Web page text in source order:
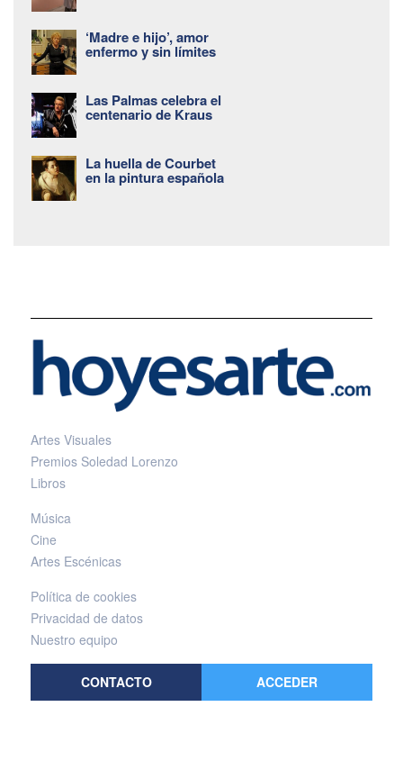
‘Madre e hijo’, amor
enfermo y sin límites
Las Palmas celebra el
centenario de Kraus
La huella de Courbet
en la pintura española
Artes Visuales
Premios Soledad Lorenzo
Libros
Música
Cine
Artes Escénicas
Política de cookies
Privacidad de datos
Nuestro equipo
CONTACTO ACCEDER